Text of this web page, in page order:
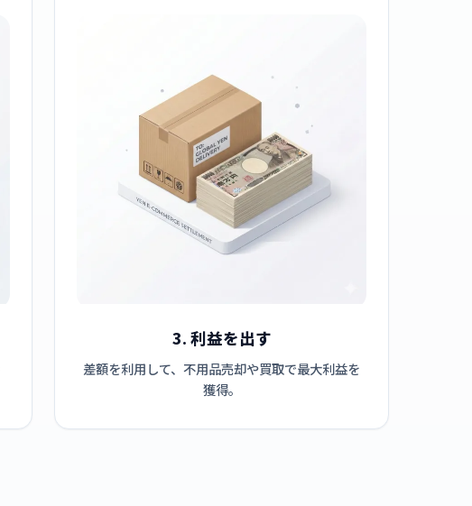
3. 利益を出す
差額を利用して、不用品売却や買取で最大利益を
獲得。